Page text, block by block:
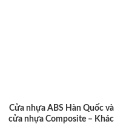
Cửa nhựa ABS Hàn Quốc và
cửa nhựa Composite – Khác